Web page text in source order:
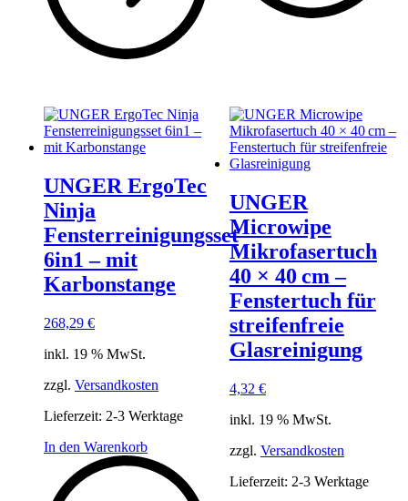
UNGER ErgoTec
Ninja
Fensterreinigungsset
6in1 – mit
Karbonstange
268,29 €
inkl. 19 % MwSt.
zzgl. Versandkosten
Lieferzeit: 2-3 Werktage
In den Warenkorb
UNGER
Microwipe
Mikrofasertuch
40 × 40 cm –
Fenstertuch für
streifenfreie
Glasreinigung
4,32 €
inkl. 19 % MwSt.
zzgl. Versandkosten
Lieferzeit: 2-3 Werktage